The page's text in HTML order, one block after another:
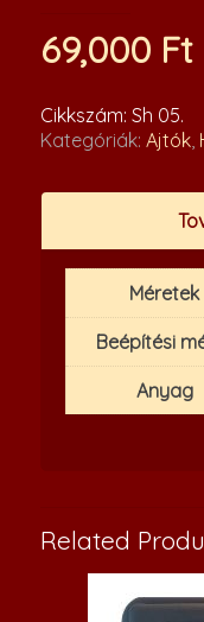
69,000 Ft
Cikkszám: Sh 05.
Kategóriák: Ajtók,
Méretek
Beépítési
Anyag
Related